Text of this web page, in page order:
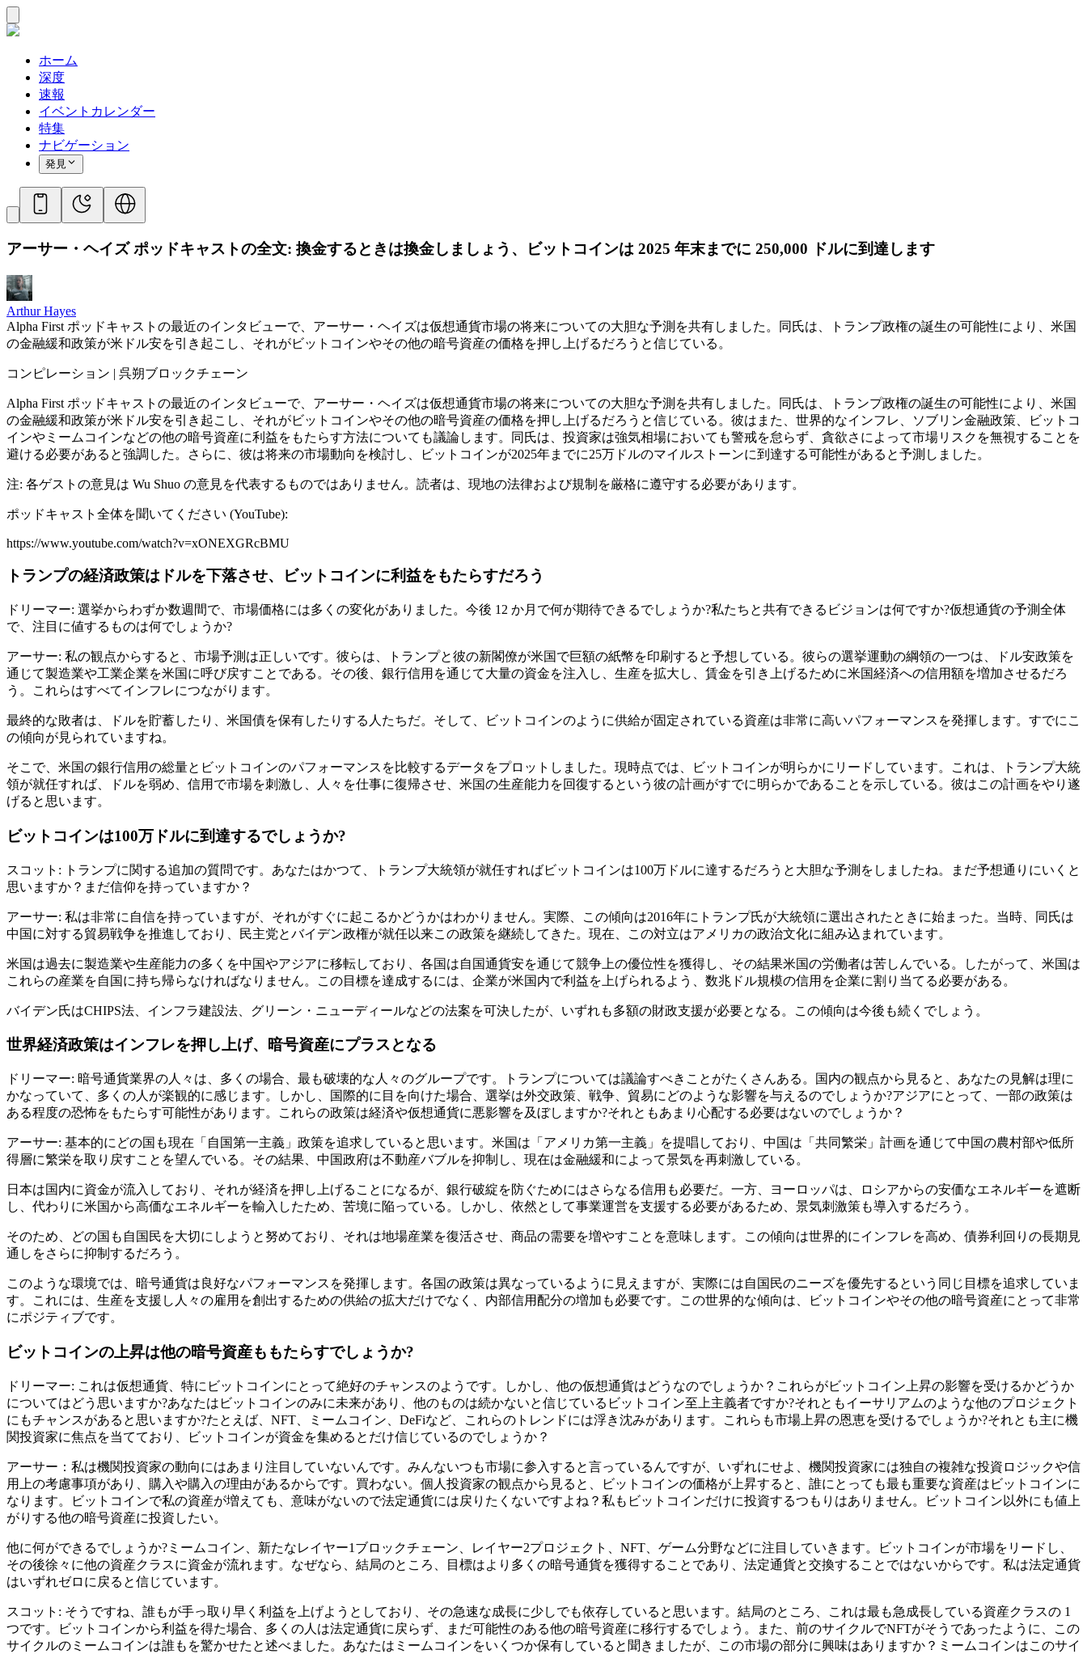
ホーム
深度
速報
イベントカレンダー
特集
ナビゲーション
発見
アーサー・ヘイズ ポッドキャストの全文: 換金するときは換金しましょう、ビットコインは 2025 年末までに 250,000 ドルに到達します
Arthur Hayes
Alpha First ポッドキャストの最近のインタビューで、アーサー・ヘイズは仮想通貨市場の将来についての大胆な予測を共有しました。同氏は、トランプ政権の誕生の可能性により、米国
の金融緩和政策が米ドル安を引き起こし、それがビットコインやその他の暗号資産の価格を押し上げるだろうと信じている。
コンピレーション | 呉朔ブロックチェーン
Alpha First ポッドキャストの最近のインタビューで、アーサー・ヘイズは仮想通貨市場の将来についての大胆な予測を共有しました。同氏は、トランプ政権の誕生の可能性により、米国
の金融緩和政策が米ドル安を引き起こし、それがビットコインやその他の暗号資産の価格を押し上げるだろうと信じている。彼はまた、世界的なインフレ、ソブリン金融政策、ビットコ
インやミームコインなどの他の暗号資産に利益をもたらす方法についても議論します。同氏は、投資家は強気相場においても警戒を怠らず、貪欲さによって市場リスクを無視することを
避ける必要があると強調した。さらに、彼は将来の市場動向を検討し、ビットコインが2025年までに25万ドルのマイルストーンに到達する可能性があると予測しました。
注: 各ゲストの意見は Wu Shuo の意見を代表するものではありません。読者は、現地の法律および規制を厳格に遵守する必要があります。
ポッドキャスト全体を聞いてください (YouTube):
https://www.youtube.com/watch?v=xONEXGRcBMU
トランプの経済政策はドルを下落させ、ビットコインに利益をもたらすだろう
ドリーマー: 選挙からわずか数週間で、市場価格には多くの変化がありました。今後 12 か月で何が期待できるでしょうか?私たちと共有できるビジョンは何ですか?仮想通貨の予測全体
で、注目に値するものは何でしょうか?
アーサー: 私の観点からすると、市場予測は正しいです。彼らは、トランプと彼の新閣僚が米国で巨額の紙幣を印刷すると予想している。彼らの選挙運動の綱領の一つは、ドル安政策を
通じて製造業や工業企業を米国に呼び戻すことである。その後、銀行信用を通じて大量の資金を注入し、生産を拡大し、賃金を引き上げるために米国経済への信用額を増加させるだろ
う。これらはすべてインフレにつながります。
最終的な敗者は、ドルを貯蓄したり、米国債を保有したりする人たちだ。そして、ビットコインのように供給が固定されている資産は非常に高いパフォーマンスを発揮します。すでにこ
の傾向が見られていますね。
そこで、米国の銀行信用の総量とビットコインのパフォーマンスを比較するデータをプロットしました。現時点では、ビットコインが明らかにリードしています。これは、トランプ大統
領が就任すれば、ドルを弱め、信用で市場を刺激し、人々を仕事に復帰させ、米国の生産能力を回復するという彼の計画がすでに明らかであることを示している。彼はこの計画をやり遂
げると思います。
ビットコインは100万ドルに到達するでしょうか?
スコット: トランプに関する追加の質問です。あなたはかつて、トランプ大統領が就任すればビットコインは100万ドルに達するだろうと大胆な予測をしましたね。まだ予想通りにいくと
思いますか？まだ信仰を持っていますか？
アーサー: 私は非常に自信を持っていますが、それがすぐに起こるかどうかはわかりません。実際、この傾向は2016年にトランプ氏が大統領に選出されたときに始まった。当時、同氏は
中国に対する貿易戦争を推進しており、民主党とバイデン政権が就任以来この政策を継続してきた。現在、この対立はアメリカの政治文化に組み込まれています。
米国は過去に製造業や生産能力の多くを中国やアジアに移転しており、各国は自国通貨安を通じて競争上の優位性を獲得し、その結果米国の労働者は苦しんでいる。したがって、米国は
これらの産業を自国に持ち帰らなければなりません。この目標を達成するには、企業が米国内で利益を上げられるよう、数兆ドル規模の信用を企業に割り当てる必要がある。
バイデン氏はCHIPS法、インフラ建設法、グリーン・ニューディールなどの法案を可決したが、いずれも多額の財政支援が必要となる。この傾向は今後も続くでしょう。
世界経済政策はインフレを押し上げ、暗号資産にプラスとなる
ドリーマー: 暗号通貨業界の人々は、多くの場合、最も破壊的な人々のグループです。トランプについては議論すべきことがたくさんある。国内の観点から見ると、あなたの見解は理に
かなっていて、多くの人が楽観的に感じます。しかし、国際的に目を向けた場合、選挙は外交政策、戦争、貿易にどのような影響を与えるのでしょうか?アジアにとって、一部の政策は
ある程度の恐怖をもたらす可能性があります。これらの政策は経済や仮想通貨に悪影響を及ぼしますか?それともあまり心配する必要はないのでしょうか？
アーサー: 基本的にどの国も現在「自国第一主義」政策を追求していると思います。米国は「アメリカ第一主義」を提唱しており、中国は「共同繁栄」計画を通じて中国の農村部や低所
得層に繁栄を取り戻すことを望んでいる。その結果、中国政府は不動産バブルを抑制し、現在は金融緩和によって景気を再刺激している。
日本は国内に資金が流入しており、それが経済を押し上げることになるが、銀行破綻を防ぐためにはさらなる信用も必要だ。一方、ヨーロッパは、ロシアからの安価なエネルギーを遮断
し、代わりに米国から高価なエネルギーを輸入したため、苦境に陥っている。しかし、依然として事業運営を支援する必要があるため、景気刺激策も導入するだろう。
そのため、どの国も自国民を大切にしようと努めており、それは地場産業を復活させ、商品の需要を増やすことを意味します。この傾向は世界的にインフレを高め、債券利回りの長期見
通しをさらに抑制するだろう。
このような環境では、暗号通貨は良好なパフォーマンスを発揮します。各国の政策は異なっているように見えますが、実際には自国民のニーズを優先するという同じ目標を追求していま
す。これには、生産を支援し人々の雇用を創出するための供給の拡大だけでなく、内部信用配分の増加も必要です。この世界的な傾向は、ビットコインやその他の暗号資産にとって非常
にポジティブです。
ビットコインの上昇は他の暗号資産ももたらすでしょうか?
ドリーマー: これは仮想通貨、特にビットコインにとって絶好のチャンスのようです。しかし、他の仮想通貨はどうなのでしょうか？これらがビットコイン上昇の影響を受けるかどうか
についてはどう思いますか?あなたはビットコインのみに未来があり、他のものは続かないと信じているビットコイン至上主義者ですか?それともイーサリアムのような他のプロジェクト
にもチャンスがあると思いますか?たとえば、NFT、ミームコイン、DeFiなど、これらのトレンドには浮き沈みがあります。これらも市場上昇の恩恵を受けるでしょうか?それとも主に機
関投資家に焦点を当てており、ビットコインが資金を集めるとだけ信じているのでしょうか？
アーサー：私は機関投資家の動向にはあまり注目していないんです。みんないつも市場に参入すると言っているんですが、いずれにせよ、機関投資家には独自の複雑な投資ロジックや信
用上の考慮事項があり、購入や購入の理由があるからです。買わない。個人投資家の観点から見ると、ビットコインの価格が上昇すると、誰にとっても最も重要な資産はビットコインに
なります。ビットコインで私の資産が増えても、意味がないので法定通貨には戻りたくないですよね？私もビットコインだけに投資するつもりはありません。ビットコイン以外にも値上
がりする他の暗号資産に投資したい。
他に何ができるでしょうか?ミームコイン、新たなレイヤー1ブロックチェーン、レイヤー2プロジェクト、NFT、ゲーム分野などに注目していきます。ビットコインが市場をリードし、
その後徐々に他の資産クラスに資金が流れます。なぜなら、結局のところ、目標はより多くの暗号通貨を獲得することであり、法定通貨と交換することではないからです。私は法定通貨
はいずれゼロに戻ると信じています。
スコット: そうですね、誰もが手っ取り早く利益を上げようとしており、その急速な成長に少しでも依存していると思います。結局のところ、これは最も急成長している資産クラスの 1
つです。ビットコインから利益を得た場合、多くの人は法定通貨に戻らず、まだ可能性のある他の暗号資産に移行するでしょう。また、前のサイクルでNFTがそうであったように、この
サイクルのミームコインは誰もを驚かせたと述べました。あなたはミームコインをいくつか保有していると聞きましたが、この市場の部分に興味はありますか？ミームコインはこのサイ